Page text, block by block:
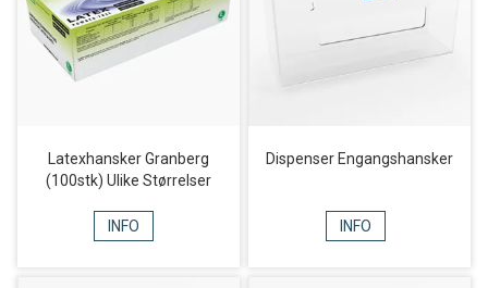
Latexhansker Granberg
(100stk) Ulike Størrelser
INFO
Dispenser Engangshansker
INFO